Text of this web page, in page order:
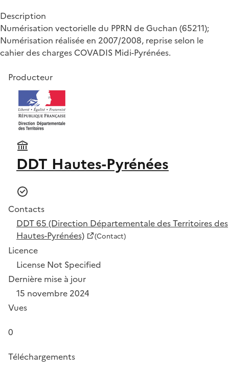
Description
Numérisation vectorielle du PPRN de Guchan (65211);
Numérisation réalisée en 2007/2008, reprise selon le
cahier des charges COVADIS Midi-Pyrénées.
Producteur
DDT Hautes-Pyrénées
Contacts
DDT 65 (Direction Départementale des Territoires des
Hautes-Pyrénées)
(Contact)
Licence
License Not Specified
Dernière mise à jour
15 novembre 2024
Vues
0
Téléchargements